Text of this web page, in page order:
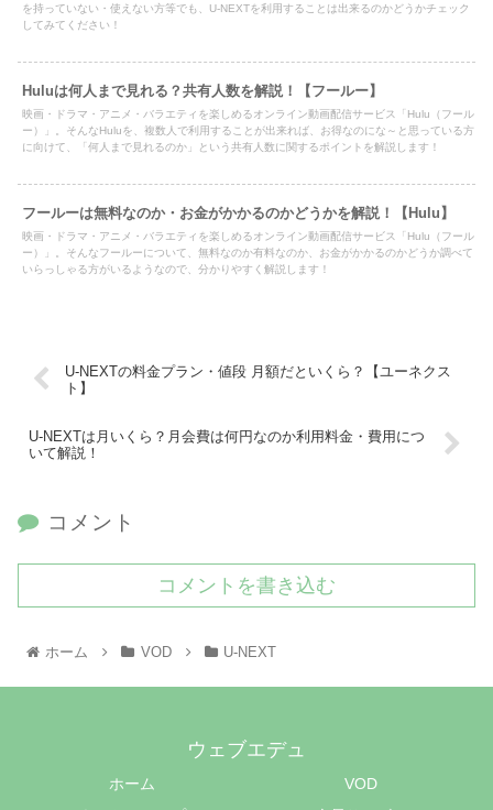
を持っていない・使えない方等でも、U-NEXTを利用することは出来るのかどうかチェック
してみてください！
Huluは何人まで見れる？共有人数を解説！【フールー】
映画・ドラマ・アニメ・バラエティを楽しめるオンライン動画配信サービス「Hulu（フール
ー）」。そんなHuluを、複数人で利用することが出来れば、お得なのにな～と思っている方
に向けて、「何人まで見れるのか」という共有人数に関するポイントを解説します！
フールーは無料なのか・お金がかかるのかどうかを解説！【Hulu】
映画・ドラマ・アニメ・バラエティを楽しめるオンライン動画配信サービス「Hulu（フール
ー）」。そんなフールーについて、無料なのか有料なのか、お金がかかるのかどうか調べて
いらっしゃる方がいるようなので、分かりやすく解説します！
U-NEXTの料金プラン・値段 月額だといくら？【ユーネクス
ト】
U-NEXTは月いくら？月会費は何円なのか利用料金・費用につ
いて解説！
コメント
コメントを書き込む
ホーム VOD U-NEXT
ウェブエデュ
ホーム
VOD